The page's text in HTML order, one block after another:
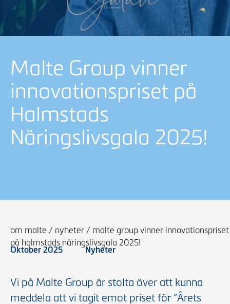
Malte Group vinner
innovationspriset på
Halmstads
Näringslivsgala 2025!
om malte / nyheter / malte group vinner innovationspriset
på halmstads näringslivsgala 2025!
Oktober 2025 Nyheter
Vi på Malte Group är stolta över att kunna
meddela att vi tagit emot priset för “Årets